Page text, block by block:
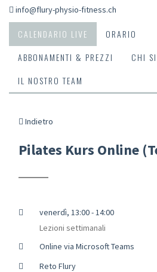
info@flury-physio-fitness.ch
CALENDARIO LIVE
ORARIO
ABBONAMENTI & PREZZI
CHI
IL NOSTRO TEAM
Indietro
Pilates Kurs Online
venerdì, 13:00 - 14:00
Lezioni settimanali
Online via Microsoft Teams
Reto Flury